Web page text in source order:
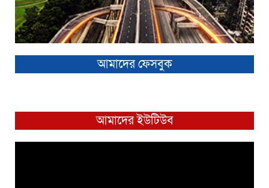
আমাদের ফেসবুক
আমাদের ইউটিউব